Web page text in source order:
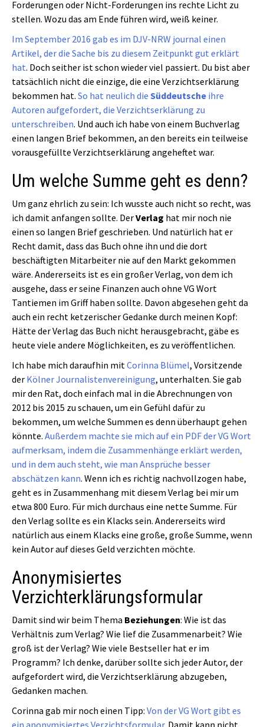
Forderungen oder Nicht-Forderungen ins rechte Licht zu
stellen. Wozu das am Ende führen wird, weiß keiner.
Im September 2016 gab es im DJV-NRW journal einen
Artikel, der die Sache bis zu diesem Zeitpunkt gut erklärt
hat. Doch seither ist schon wieder viel passiert. Du bist aber
tatsächlich nicht die einzige, die eine Verzichtserklärung
bekommen hat. So hat neulich die Süddeutsche ihre
Autoren aufgefordert, die Verzichtserklärung zu
unterschreiben. Und auch ich habe von einem Buchverlag
einen langen Brief bekommen, an den bereits ein teilweise
vorausgefüllte Verzichtserklärung angeheftet war.
Um welche Summe geht es denn?
Um ganz ehrlich zu sein: Ich wusste auch nicht so recht, was
ich damit anfangen sollte. DerVerlag hat mir noch nie
einen so langen Brief geschrieben. Und natürlich hat er
Recht damit, dass das Buch ohne ihn und die dort
beschäftigten Mitarbeiter nie auf den Markt gekommen
wäre. Andererseits ist es ein großer Verlag, von dem ich
ausgehe, dass er seine Finanzen auch ohne VG Wort
Tantiemen im Griff haben sollte. Davon abgesehen geht da
auch ein recht ketzerischer Gedanke durch meinen Kopf:
Hätte der Verlag das Buch nicht herausgebracht, gäbe es
heute viele andere Möglichkeiten, es zu veröffentlichen.
Ich habe mich daraufhin mitCorinna Blümel, Vorsitzende
der Kölner Journalistenvereinigung, unterhalten. Sie gab
mir den Rat, doch einfach mal in die Abrechnungen von
2012 bis 2015 zu schauen, um ein Gefühl dafür zu
bekommen, um welche Summen es denn überhaupt gehen
könnte. Außerdem machte sie mich auf ein PDF der VG Wort
aufmerksam, indem die Zusammenhänge erklärt werden,
und in dem auch steht, wie man Ansprüche besser
abschätzen kann. Wenn ich es richtig nachvollzogen habe,
geht es in Zusammenhang mit diesem Verlag bei mir um
etwa 800 Euro. Für mich durchaus eine nette Summe. Für
den Verlag sollte es ein Klacks sein. Andererseits wird
natürlich aus einem Klacks eine große, große Summe, wenn
kein Autor auf dieses Geld verzichten möchte.
Anonymisiertes
Verzichterklärungsformular
Damit sind wir beim Thema Beziehungen: Wie ist das
Verhältnis zum Verlag? Wie lief die Zusammenarbeit? Wie
groß ist der Verlag? Wie viele Bestseller hat er im
Programm? Ich denke, darüber sollte sich jeder Autor, der
aufgefordert wird, die Verzichtserklärung abzugeben,
Gedanken machen.
Corinna gab mir noch einen Tipp: Von der VG Wort gibt es